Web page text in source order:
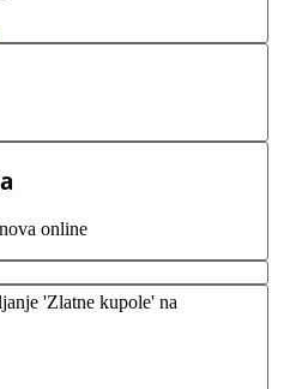
online
'Zlatne kupole' na